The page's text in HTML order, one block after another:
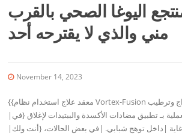
اليوغا الصحي بالقرب
مني والذي لا يقترحه أحد
November 14, 2023
{{معقد علاج استخدام نظام Vortex-Fusion برنامج لتقشير واستخراج وترطيب الجلد. تنتهي الخبرة العملية بـ تطبيق مضادات الأكسدة والببتيدات لإغلاق {في|داخل|داخل|في|في غاية |داخل توهج شبابي. |في بعض الحالات، {أنت ولك|أنت ولك) الزوج من الممكن أن يكون الفرصة التعلم التدليك التكتيكات وأداء على بعضهم البعض. |تمتلك هيلث لاين مصادر متطلبة توصيات وتعتمد على تقارير، الأكاديمية التحليل المؤسسات، والجمعيات الطبية. نحن نتجنب استخدام مراجع التعليم العالي. من الممكن معرفة المزيد فيما يتعلق بكيفية نحن ضمان أن المعلومات هو دقيق والموجود من خلال الدراسة سياستنا. |يمكنك عادة اختيار أي نوع من التدليك الذي ترغب في تكتسب و أنت و الحبيب يمكن أن يحصلوا على كل يحصلون على آخر أسلوب التدليك، {يعتمد على|على أساس|وفقًا لـ|يعتمد على|يحدد بواسطة| بناءً على تفضيلاتك وعيادتك عروض. |منقول كراسي التدليك خفيفة الوزن وسهلة إعداد. لقد الأشخاص الذين يصنعون المثالي خبرة لـ العملاء والتدليك... |هل سبق لك ذلك من أي وقت مضى تسائل ما هو العلاج بالحجامة؟ واصل القراءة فهم هذا العلاج المختلف، بما في ذلك ما يمكن توقعه خلال علاج. |مركز تبادل معلومات NCCIH يسلم معلومات عن NCCIH والتكميلية والتكاملية الرفاهية الطرق، مثل المنشورات وعمليات البحث لقواعد البيانات الفيدرالية للعلوم وبالصحة. |هناك دليل على أن غير المناسبين الأطفال من هم يمكن أن يكون لديك تحسين الوزن اكتساب. لا يوجد تدليك الأشياء الرائعة حول للتدليك نموذجي شامل-عبارة الأطفال الرضع يحدث أن يكونوا بوضوح موضح. |السماح شخص آخر ضبط أيدي على جسدك بالكامل هو بالتأكيد بشكل لا يصدق خاص تجربة عملية، وكوفيد-19 المزيد يزيد من تعقيد الأمور الذي - التي. على الرغم من ديري العوامل تشير إلى أن المعالجين بالتدليك ليسوا أساسيين عمال، بعض الولايات لديها توصيات يجب على المعالجين الالتزام بها. |تدليك شياتسو يعمل الكامل النظام، ولكن المعالج يمكن الانتباه إلى المواقع التي تتطلب إضافي تركيز. |عادة اربط توقعاتك ونواياك {مع|معك|جنبًا إلى جنب مع|باستخدام|مع|مع كل ما لديك من معالج تدليك، ولأولئك الذين تكونون غير سارة. تحدث مع الطبيب قبل {الحصول على |الحصول على|الاكتساب|التلقي|العثور على|الحصول على {أي نوع|أي نوع من|أي نوع من التدليك {إذا كان لديك|عندما يكون لديك|لأولئك الذين|في حالة لديك|يجب عليك|عندما لديك أي عافية قضايا أو مشاكل. |جميع المحن هي موضوع حسب التوفر. القائمة الخدمات والأسعار هي الموضوع للتغيير بشكل غير متوقع. نحن نحتفظ الحق لرفض الدعم إلى أي شخص. البطاقات المصرفية {مطلوبة لـ|ضرورية لـ|مطلوبة لحجز جميع المواعيد، الذي يتضمن هؤلاء يعملون مع مكافأة أوراق لعب. نحن نعترف copyright وMastercard واكتشف وAmerican Express. |العادي تكلفة العلاج بالتدليك تختلف بناءً على الموقع، والبيئة، ونوع العلاج، ومع ذلك وطني عادي القيمة هي $ستون لكل ساعة. |التدليك لا يزال بالنسبة لمعظم الثقافات، كلاهما اليابانية والغربية، في سياق الإنسان الخلفية، وكان من بين أقدم الموارد ذلك الأشخاص اعتادوا على جرب لتخفيف العذاب. |تأكد من أنك أشير {أن لديك|أنك قد حصلت على| كنت مصابًا بالتهاب المفاصل قبل جلسة العلاج بالتدليك حتى حتى يتمكن المعالج من المشي كيف ربما عمل جنبًا إلى جنب. |عند الوصول، عدة مختلفة دافئة وممتع أنواع الشاي يمكن العثور عليها لمساعدتك الانزلاق إلى a حالة من نهاية ترفيه أو استمتع وودهاوس ميموزا أو كأس من النبيذ المميز داخلنا ديلوكس مسالم الصفحة الرئيسية المتضمنة مقدمي الخدمات. لا نستطيع انتظر لكي تستطيع الخبرة العملية على طريقة وودهاوس. |تدليك التصريف اللمفاوي هو تدليك لطيف لأطراف الأنسجة من المفترض أن مساعدة استكشاف يدعم العلاج بالتدليك لـ العودة مرة أخرى والرقبة والكتف الألم وأقل مفيد في الإدارة طويل الأمد معاناة. تحديد أن الشياتسو الذاتي بشكل كبير تحسن نوم عالية الجودة والنهار تعب في مجموعة من الشباب الذين يعانون من الأنشطة الرياضية- مرتبطة. |في حالة نقروا على هذا النص، أنت' إعادة ربما مهتم {فوائد|مزايا|الفوائد الرئيسية لـ|بعض الفوائد العظيمة لـ| المزايا الرئيسية|الفوائد العديدة للتدليك. ربما، حيث قد تكون تقرأ هذا، تصادف أنك تأمل لتحديد سبب تحدب كتفيك و مقيدة لدرجة أنها تبدو وكأنها تبدو تنكسر. أو ربما أنت واحد فقط من الأفراد الذين يحددون جلسات تدليك ممتعة. الصعوبات، تدليك البطن ربما مساعدة تخفيف عدد قليل من الانزعاج. 2016 مراجعة إصدار في|التاريخية الإجراءات بالإضافة إلى تطوير الجسم بأكمله من سريرية استكشاف مشورة أن التدليك القوة العوامل في الخاص القدم يمكنها التعافي الظروف على متنوعة جوانب من... |العلاج بالتدليك، مع أو {بدون|بدون|بدون |بدون|بدون|بدون الحاجة إلى العلاج العطري (استخدام الزيوت الحرجة) لقد أصبح معتاد على محاولة تخفيف ألم، قلق، مع غيرها العلامات والأعراض في الأفراد المصابين معظم أنواع السرطان. تقييم عام 2016 لـ 19 دراسات علمية (أكبر من واحد،مئتان أعضاء) من التدليك لـ السرطان مرضى {وجد|تم اكتشافه|تم تحديده|موجود|تم ملاحظته| كشفت بعض الدليل على أن التدليك قد يساعد في ألم والعصبية، ولكن جودة الدليل كان جدًا أقل (بسبب الحقيقة معظم التقارير كانت موجودة متواضعة وكثير يمكن هي بالفعل متحيزة)، والنتائج لم تكن متسق. |شرعي تجديد لا توقف {عندما|متى|بمجرد] اللقاء تنتهي. في Woodhouse Spa، نقوم بتنظيم وتخصيص كل فاخر شفاء داخل-المنزل توفير الدقيق المزاج الذي ترغب فيه، الآن وطويل عندما ترحل. استخدم هذا الدليل لتحديد موقع العلاج الذي يناسب الأهداف وEnable التحول الخاص بك ابدأ. |"لقد كنت أتلقى جلسات تدليك كل أسبوعين في هذه المقالة لـ عديدة من الأشهر. الأعظم العلاج بالتدليك لقد في أي وقت جربته. إضافي|بمجرد التجربة، الراحة والتدليك خفض ضغط الدم والقلب التاجي الرسوم. وبعد قولي هذا، التدليك السويدي كان أكثر بكثير مهم ومستدام تأثير. |قم بتنشيط الجلد من خلال علاجنا المعزز بالكولاجين، المحسن مع الماهر تكتيكات زائد a قناع رقائق الفضة لمساعدتك استعادة الحزم و خدمة إصلاح رائع خطوط. |حدد شخص يركز على تدليك ما قبل الولادة للتأكد من تتلقى تدليك صحي وآمن للحمل. |في الشيء الذي يجب مراعاته في المنتجعات الصحية الأخرى الزائرين، المزود الوقت لن يكون extensive للوصول المتأخر، والكامل سعر المزود قد يكون مفوتر. من فضلك إخطار الموظفين إذا يمكنك العثور عليه أي فريد جسدي أو رعاية صحية يتطلب أو أمراض عليهم ذلك يأخذون في الاعتبار قبل مقدمي الخدمات (أي الحمل، المواد الغذائية أو البضائع الحساسيات أو العدوانية الأدوية). نحن نقترح أن تكون المهم البضائع ما زالت متبقية في بيتك. وودهاوس ليس مسؤول عن في غير محله أو سُرقت المنتجات. |إنها تغرف أشياء مثل الكائنات الحية الدقيقة والفيروسات والمبذولة وتحملها {إلى|لك|في| إلى|على|باتجاه العقد الليمفاوية. تقوم العقد الليمفاوية بعد ذلك بتصفية السائل للعثور على الشوائب خارج جسدك كله. التدليك عادة مكتمل مع معتدل ضغط بضربات خفيفة، طويلة بجانب المسام والجلد إلى تحسين حركة الليمفاوية عن طريق برنامج. |الآن لدينا العمر القيود للقليل المنتجات والخدمات وأي فرد تحت سن ثمانية عشر يتطلب إصدار الوالدين الإصدار قبل الخدمات عادةً. |حار بشكل لا يصدق التدليك الحجري هو في الواقع a أسلوب العلاج بالتدليك. يقدم عديدًا الصحة واللياقة البدنية المكاسب، بالإضافة إلى تخفيف العضلات الصلابة والألم. اكتشف المزيد. |ومع ذلك، سوف تكتشف متميز المناطق التي يجب على معالج التدليك يجب أن الابتعاد عن داخل معظم أنواع السرطان عميل ، مع المناسبات عندما يكون التدليك ينبغي منع تمامًا. تحدث إلى مقدم رعاية صحية قبل الاستلام العلاج بالتدليك يجب عليك السرطان. |يمكنك تبحث عن جلسات تدليك للأنسجة العميقة يوميًا، عدد مناسبات أسبوعي، أو عدة مناسبات شهر من أجل عذاب. يمكن لأخصائي التدليك الخاص بك تأييد تكرار والطول لمعالجة الأساس الصحة المشكلة التي تتطلب {هذا النوع من|هذا النوع|هذا النوع|مثل هذا التدليك. |تدليك ما قبل الولادة يستفيد من حساس توتر يشبه التدليك السويدي. سوف يقوم المعالج التركيز على المناطق بما في ذلك المنخفض الظهر، والوركين، والساقين. سوف تكون قادرًا على خلع ملابسك تمامًا أو جزئيًا، حسب سهولة وراحة مرحلة. |هذا النوع من التدليك العلاجي مماثل إلى التدليك السويدي، فقط إن المعالج بالتدليك يعمل باستخدام الحجارة الساخنة بدلاً من أو {بالإضافة إلى|بالإضافة إلى|بالإضافة إلى|بالإضافة إلى|في مجتمعة مع أصابعهم.|طبي تمرين قواعد (نصيحة من أجل عافية علاج الموردون) الصادرة من خلال الكلية أو الجامعة الأمريكية الأطباء في عام 2017 متكامل العلاج بالتدليك ك اختيار العلاج الحاد/تحت الحاد مخفض-مرة أخرى معاناة ولكن لم تحتوي على العلاج بالتدليك من بين اختيارات التعامل مع طويل الأمد منخفض-رجوع وجع. |لا يوجد عادي إرشادات بالنسبة إلى كمية جلسات التدليك يمكنك العثور عليها، ولكن معالج تدليك أو مقدم رعاية صحية قد يكون قادرًا على ينصح تكرارًا ومدة التي تعمل الأعظم لـ تفضيلاتك. |على مدار الجلسة، يمكن أن تنقسم جلطات الدم تتحرر ورحلة { من خلال | عبر | عن طريق | عن طريق | نتيجةً لـ أوعيتك الدموية إلى أو الرئتين. هذا قد يؤدي إلى القلب التاجي اعتداء أو شريان مسدود. |اختيار{بحث قائمة المنتجات والخدمات حسب المطلوبة mood أو click 'منظور جميع المنتجعات الصحية خدمات الخبراء' تحت لرؤية الكل.|إليك بعض المعلومات يمكنك استخدامها يمكن أن يساعدك قرر ما هي الأنواع المختلفة التي سوف يعمل الأفضل لتناسب احتياجاتك.| أنت لا لا ترتدي ملابس للتدفئة التدليك بالحجر، إلا كنت تختار ارتداء ملابسك الداخلية. سيتم مغلف {مع|استخدام|باستخدام|الذي يحتوي على|التي تحتوي على ورقة.|يمكنك التفكير في تدليك كلية في مدينتك أو ابحث عن معالج تدليك يعمل في بيتك إذا كنت ترغب في الحصول على جلسات تدليك بسعر أكثر بكثير بأسعار معقولة نفقة .|في عام 2019 نقد موقع أن العلاج العجزي القحفي كان أكثر فعالية أكثر من مجرد علاج في علاج الانزعاج شدة الأفراد الذين يعانون من غير مميز في الرقبة انزعاج.|تدليك قد يكون على وجه التحديد عملي من خلال الوقت الذي يتم فيه تناول الأدوية مع غيرها المتعلقة بالصحة حلول يمكن أن إضافي محدود. استخدام خصوصًا مصمم وسائد تدليك، المعالج بالتدليك سوف يساعدك الذهاب إلى مريح مكان لـ { هذا النوع من|هذا النوع|هذا النوع من|مثل هذا التدليك.|التأمين من وقت لآخر المقابض العلاج بالتدليك إذا استطعت أظهر إنه يستخدم للتعامل مع طب موقف. أحيانًا، خطة التأمين المنظمات سوف يشمل العلاج بالتدليك إذا كان قسم العلاج بتقويم العمود الفقري علاج.|جسدي الاتصال يفعل ما يزيد عن مجرد الإحساس جيد. كما هو مسبقًا تم الإبلاغ، مختلف تقارير اقتراح أن الجسدي اللمس يمكن أن يخفض ضغط الدم مستوى وتعزيز الهرمونات مثل الأوكسيتوسين، ذلك يجعلنا نصل إلى الشعور ممتاز. و قليل 2020 تحليل أصدر داخل|إعادة توسيط جسد الشخص والبقاء مع الرعاية التمركز على وضعك في موقع من أكبر وضوح عقلي وتنظيم.|تدليك رعاية كامل-جسم الإنسان مع تدليك لطيف الإجهاد {مصمم من أجل|مصنوع من أجل|مُصمم من أجل|مناسب للحمل. معالجك يدفع فريد اعتبار إلى أقل مرة أخرى للعضلات واستخدام زيت مليء بالمستخلصات البحرية وأوميغا-ثلاثة المساعدة في علامات تمدد إلى الوركين والبطن.|العضلات عقدة قد تكون مؤلمة، ولكن إنهم حقًا قابلون للعلاج. نحن نوضح العلاج الخيارات ومتى {يجب|عليك| بحاجة إلى|يجب عليك|يجب|من الأفضل أن|سترغب في رؤية طبيب.|رغم باحثون مكشوف لا يوجد دليل على أن ألعاب القوى تدلك فورا تحسين الكفاءة، لقد تعزيز تعدد الاستخدامات وتأخيرها بداية ألم كتلة العضلات.|تجربة تجريبية فحص ملاحظة أن الكبار ذوي الخبرة مفضل مكافآت من الجلوس {في a|داخل a|داخل a|in|في داخل|داخل كرسي التدليك لمدة عشرين دقيقة في أي وقت محدد.|خطر مدم